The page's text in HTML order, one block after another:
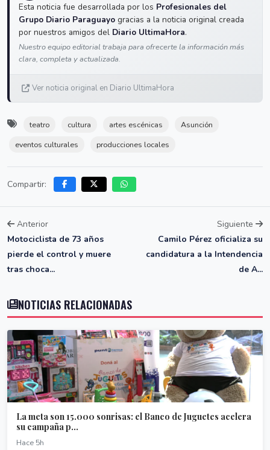
Esta noticia fue desarrollada por los Profesionales del
Grupo Diario Paraguayo gracias a la noticia original creada
por nuestros amigos del Diario UltimaHora.
Nuestro equipo editorial trabaja para ofrecerte la información más
clara, completa y actualizada.
Ver noticia original en Diario UltimaHora
teatro cultura artes escénicas
Asunción
eventos culturales
producciones locales
Compartir:
Anterior
Motociclista de 73 años
pierde el control y muere
tras choca...
Siguiente
Camilo Pérez oficializa su
candidatura a la Intendencia
de A...
NOTICIAS RELACIONADAS
La meta son 15.000 sonrisas: el Banco de Juguetes acelera
su campaña p...
Hace 5h